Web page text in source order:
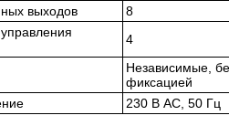
выходов
8
4
Независимые,
фиксацией
230 В AC, 50 Гц